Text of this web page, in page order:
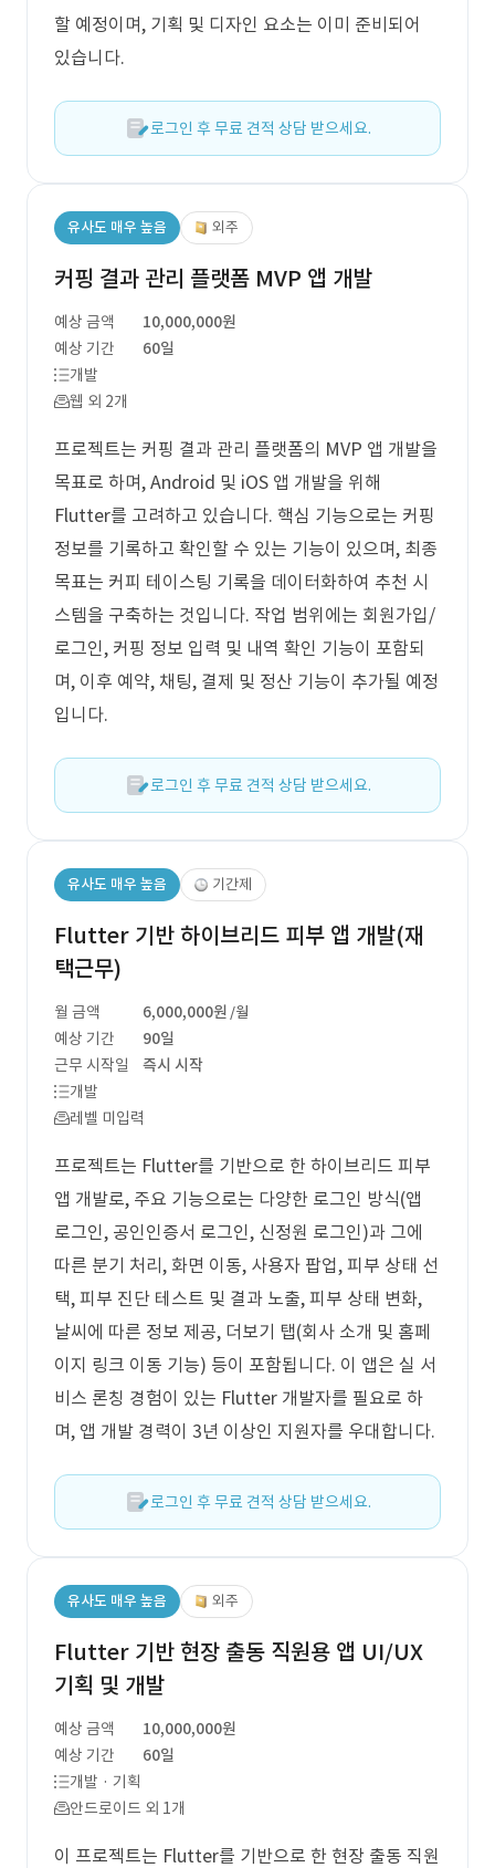
할 예정이며, 기획 및 디자인 요소는 이미 준비되어
있습니다.
로그인 후 무료 견적 상담 받으세요.
유사도 매우 높음 외주
커핑 결과 관리 플랫폼 MVP 앱 개발
예상 금액
10,000,000원
예상 기간
60일
개발
웹 외 2개
프로젝트는 커핑 결과 관리 플랫폼의 MVP 앱 개발을
목표로 하며, Android 및 iOS 앱 개발을 위해
Flutter를 고려하고 있습니다. 핵심 기능으로는 커핑
정보를 기록하고 확인할 수 있는 기능이 있으며, 최종
목표는 커피 테이스팅 기록을 데이터화하여 추천 시
스템을 구축하는 것입니다. 작업 범위에는 회원가입/
로그인, 커핑 정보 입력 및 내역 확인 기능이 포함되
며, 이후 예약, 채팅, 결제 및 정산 기능이 추가될 예정
입니다.
로그인 후 무료 견적 상담 받으세요.
유사도 매우 높음 기간제
Flutter 기반 하이브리드 피부 앱 개발(재
택근무)
월 금액 6,000,000원 /월
예상 기간
90일
근무 시작일
즉시 시작
개발
레벨 미입력
프로젝트는 Flutter를 기반으로 한 하이브리드 피부
앱 개발로, 주요 기능으로는 다양한 로그인 방식(앱
로그인, 공인인증서 로그인, 신정원 로그인)과 그에
따른 분기 처리, 화면 이동, 사용자 팝업, 피부 상태 선
택, 피부 진단 테스트 및 결과 노출, 피부 상태 변화,
날씨에 따른 정보 제공, 더보기 탭(회사 소개 및 홈페
이지 링크 이동 기능) 등이 포함됩니다. 이 앱은 실 서
비스 론칭 경험이 있는 Flutter 개발자를 필요로 하
며, 앱 개발 경력이 3년 이상인 지원자를 우대합니다.
로그인 후 무료 견적 상담 받으세요.
유사도 매우 높음 외주
Flutter 기반 현장 출동 직원용 앱 UI/UX
기획 및 개발
예상 금액
10,000,000원
예상 기간
60일
개발 · 기획
안드로이드 외 1개
이 프로젝트는 Flutter를 기반으로 한 현장 출동 직원